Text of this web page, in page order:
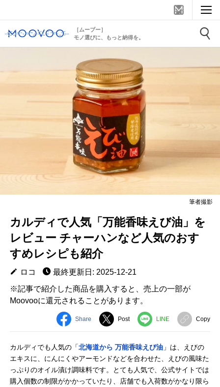
［ムーブー］
モノ選びに、もっと納得を。
筆者撮影
カルディで人気「万能香味えび油」を
レビュー チャーハンなど人気のおす
すめレシピも紹介
ロコ
最終更新日: 2025-12-21
※記事で紹介した商品を購入すると、売上の一部が
Moovooに還元されることがあります。
Share Post LINE Copy
カルディでも人気の「北海道から 万能香味えび油 」は、えびの
エキスに、にんにくやアーモンドなどを合わせた、えびの風味た
っぷりのオイル漬け調味料です。とても人気で、公式サイトでは
購入個数の制限がかかっていたり、店舗でも入荷数がかなり限ら